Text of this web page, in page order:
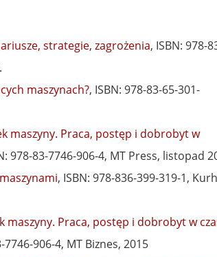
strategie, zagrożenia, ISBN: 978-
maszynach?, ISBN: 978-83-65-301-
maszyny. Praca, postęp i dobrobyt w
978-83-7746-906-4, MT Press, listopad
, ISBN: 978-836-399-319-1,
maszyny. Praca, postęp i dobrobyt w
7746-906-4, MT Biznes, 2015